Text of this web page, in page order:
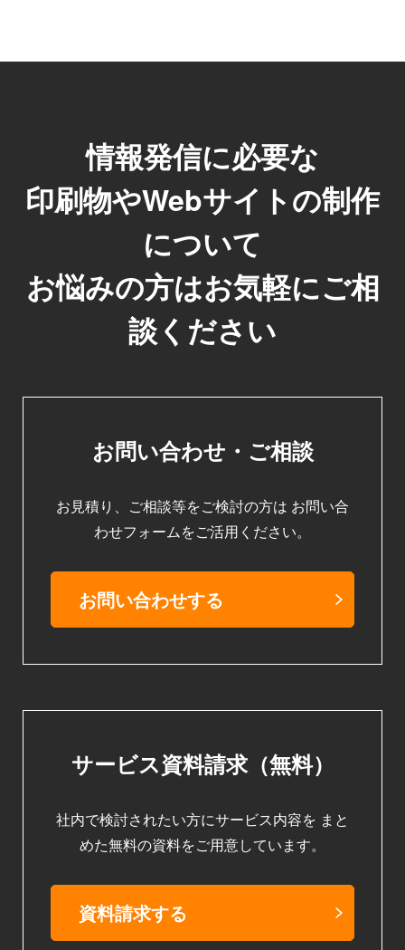
情報発信に必要な
印刷物やWebサイトの制作
について
お悩みの方はお気軽にご相
談ください
お問い合わせ・ご相談
お見積り、ご相談等をご検討の方は お問い合
わせフォームをご活用ください。
お問い合わせする
サービス資料請求（無料）
社内で検討されたい方にサービス内容を まと
めた無料の資料をご用意しています。
資料請求する